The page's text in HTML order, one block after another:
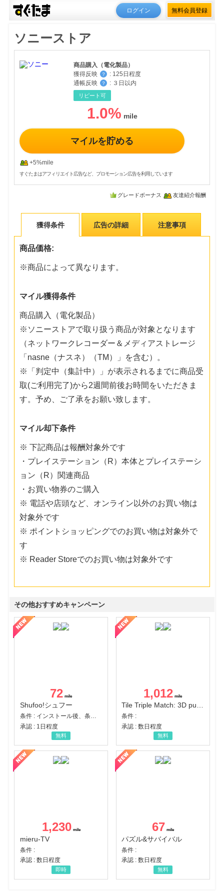
ログイン 無料会員登録
ソニーストア
商品購入（電化製品）
獲得反映
？ : 125日程度
通帳反映
？ : ３日以内
リピート可
1.0%
マイルを貯める
+5%mile
すぐたまはアフィリエイト広告など、プロモーション広告を利用しています
グレードボーナス 友達紹介報酬
獲得条件 広告の詳細 注意事項
商品価格:
※商品によって異なります。
マイル獲得条件
商品購入（電化製品）
※ソニーストアで取り扱う商品が対象となります
（ネットワークレコーダー＆メディアストレージ
「nasne（ナスネ）（TM）」を含む）。
※「判定中（集計中）」が表示されるまでに商品受
取(ご利用完了)から2週間前後お時間をいただきま
す。予め、ご了承をお願い致します。
マイル却下条件
※ 下記商品は報酬対象外です
・プレイステーション（R）本体とプレイステーシ
ョン（R）関連商品
・お買い物券のご購入
※ 電話や店頭など、オンライン以外のお買い物は
対象外です
※ ポイントショッピングでのお買い物は対象外で
す
※ Reader Storeでのお買い物は対象外です
その他おすすめキャンペーン
72
Shufoo!シュフー
条件 : インストール後、条件達成
承認 : 1日程度
無料
1,012
Tile Triple Match: 3D puzzle
条件 :
承認 : 数日程度
無料
1,230
mieru-TV
条件 :
承認 : 数日程度
即時
67
パズル&サバイバル
条件 :
承認 : 数日程度
無料